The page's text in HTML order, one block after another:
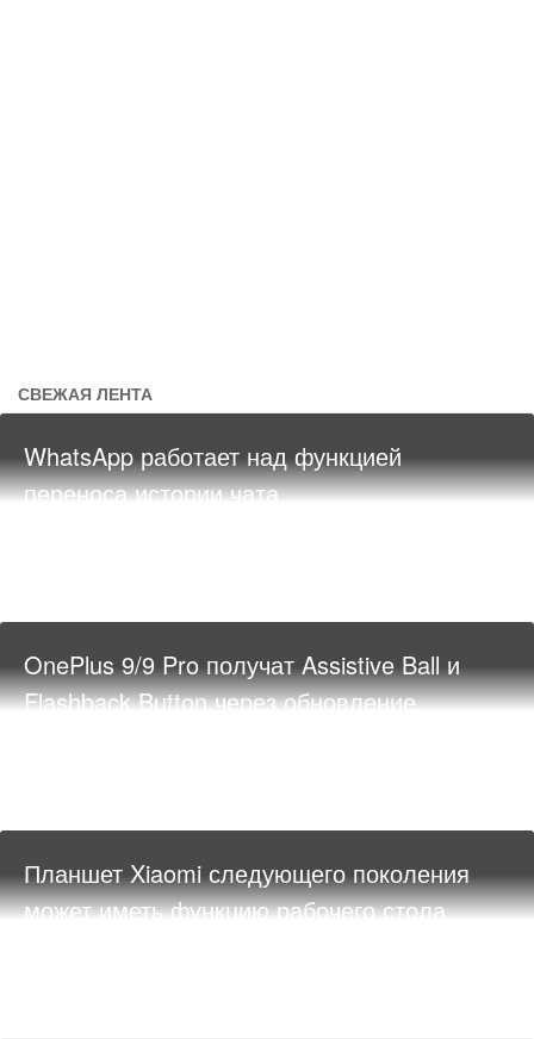
СВЕЖАЯ ЛЕНТА
WhatsApp работает над функцией
переноса истории чата
OnePlus 9/9 Pro получат Assistive Ball и
Flashback Button через обновление
Планшет Xiaomi следующего поколения
может иметь функцию рабочего стола